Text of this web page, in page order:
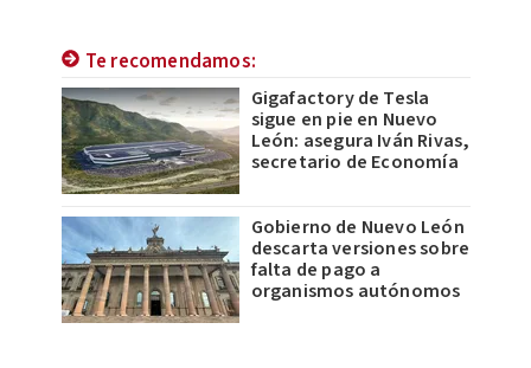
Te recomendamos:
Gigafactory de Tesla
sigue en pie en Nuevo
León: asegura Iván Rivas,
secretario de Economía
Gobierno de Nuevo León
descarta versiones sobre
falta de pago a
organismos autónomos